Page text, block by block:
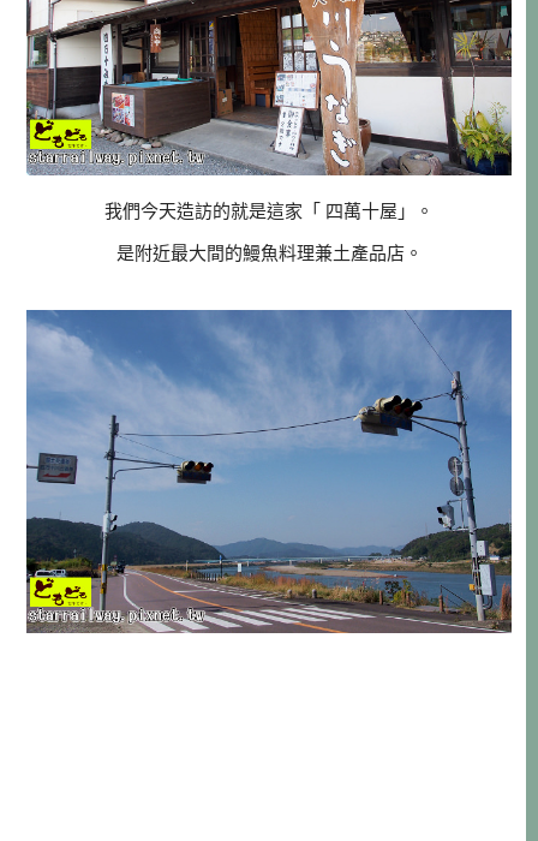
我們今天造訪的就是這家「 四萬十屋」。
是附近最大間的鰻魚料理兼土產品店。